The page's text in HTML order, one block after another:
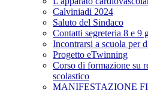
Calviniadi 2024
Saluto del Sindaco
Contatti segreteria 8 e 9
Incontrarsi a scuola per
Progetto eTwinning
Corso di formazione su
scolastico
MANIFESTAZIONE